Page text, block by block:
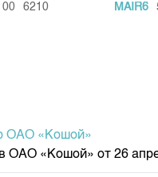
Аналитика
Финансовый рынок
6210 MAIR6 540
ОАО «Кошой»
ОАО «Кошой» от 26